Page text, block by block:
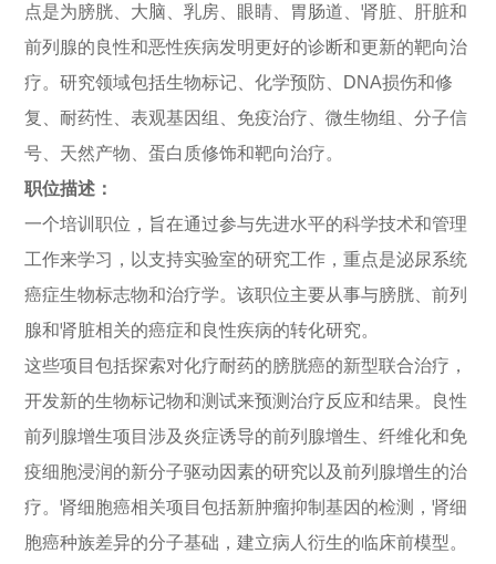
点是为膀胱、大脑、乳房、眼睛、胃肠道、肾脏、肝脏和
前列腺的良性和恶性疾病发明更好的诊断和更新的靶向治
疗。研究领域包括生物标记、化学预防、DNA损伤和修
复、耐药性、表观基因组、免疫治疗、微生物组、分子信
号、天然产物、蛋白质修饰和靶向治疗。
职位描述：
一个培训职位，旨在通过参与先进水平的科学技术和管理
工作来学习，以支持实验室的研究工作，重点是泌尿系统
癌症生物标志物和治疗学。该职位主要从事与膀胱、前列
腺和肾脏相关的癌症和良性疾病的转化研究。
这些项目包括探索对化疗耐药的膀胱癌的新型联合治疗，
开发新的生物标记物和测试来预测治疗反应和结果。良性
前列腺增生项目涉及炎症诱导的前列腺增生、纤维化和免
疫细胞浸润的新分子驱动因素的研究以及前列腺增生的治
疗。肾细胞癌相关项目包括新肿瘤抑制基因的检测，肾细
胞癌种族差异的分子基础，建立病人衍生的临床前模型。